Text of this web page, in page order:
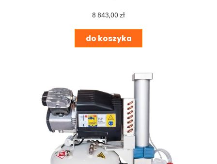
8 843,00 zł
do koszyka